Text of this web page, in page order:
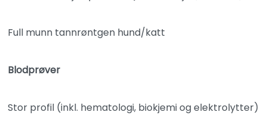
Full munn tannrøntgen hund/katt
Blodprøver
Stor profil (inkl. hematologi, biokjemi og elektrolytter)